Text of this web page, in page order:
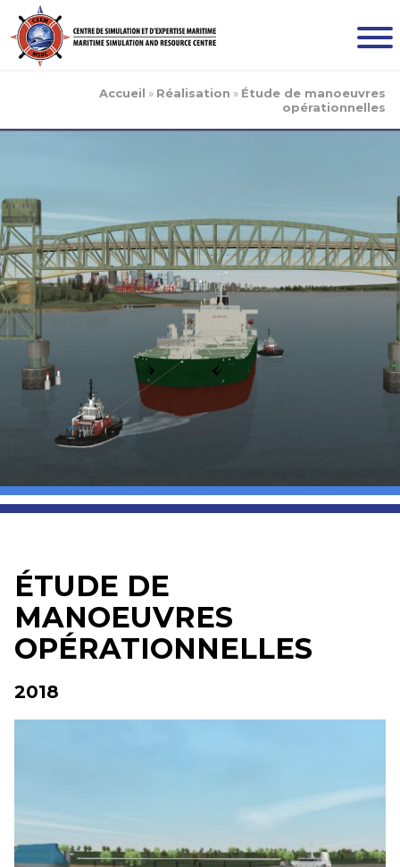
Accueil » Réalisation » Étude de manoeuvres
opérationnelles
ÉTUDE DE
MANOEUVRES
OPÉRATIONNELLES
2018